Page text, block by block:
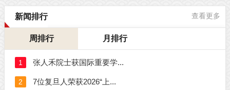
新闻排行 查看更多
周排行 月排行